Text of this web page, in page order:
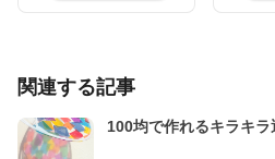
関連する記事
100均で作れるキラキ